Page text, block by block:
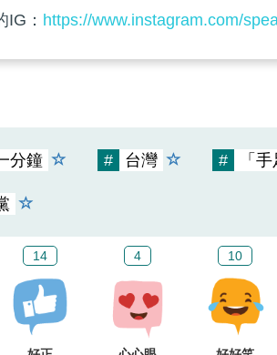
IG： https://www.instagram.com/
分鐘 # 台灣 # 「手
14 4 10